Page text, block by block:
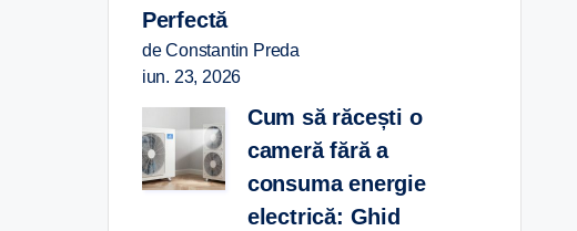
Perfectă
de Constantin Preda
iun. 23, 2026
Cum să răcești o
cameră fără a
consuma energie
electrică: Ghid